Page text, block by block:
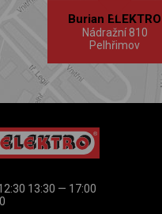
Burian ELEKTRO
Nádražní 810
Pelhřimov
13:30 — 17:00